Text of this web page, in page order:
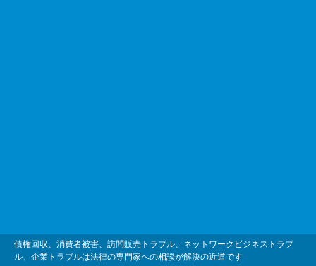
債権回収、消費者被害、訪問販売トラブル、ネットワークビジネストラブ
ル、企業トラブルは法律の専門家への相談が解決の近道です